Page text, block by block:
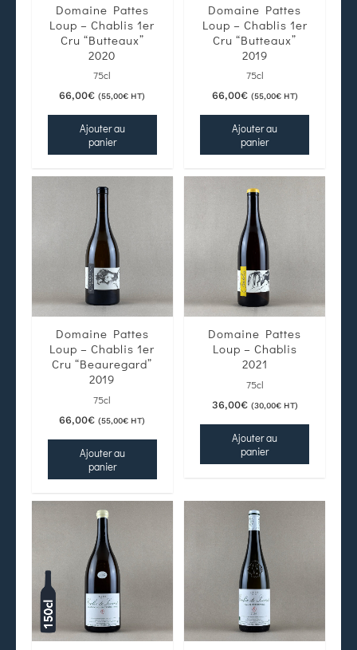
Domaine Pattes
Loup – Chablis 1er
Cru “Butteaux”
2020
75cl
66,00€ (55,00€ HT)
Ajouter au
panier
Domaine Pattes
Loup – Chablis 1er
Cru “Butteaux”
2019
75cl
66,00€ (55,00€HT)
Ajouter au
panier
Domaine Pattes
Loup – Chablis 1er
Cru “Beauregard”
2019
75cl
66,00€ (55,00€ HT)
Ajouter au
panier
Domaine Pattes
Loup – Chablis
2021
75cl
36,00€ (30,00€HT)
Ajouter au
panier